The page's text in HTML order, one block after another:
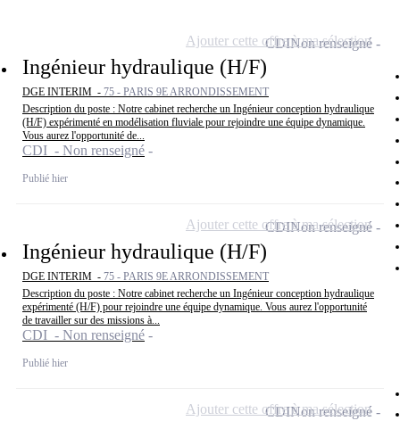
Ingénieur hydraulique (H/F)
DGE INTERIM - 75 - PARIS 9E ARRONDISSEMENT
Description du poste : Notre cabinet recherche un Ingénieur conception hydraulique
(H/F) expérimenté en modélisation fluviale pour rejoindre une équipe dynamique.
Vous aurez l'opportunité de...
CDI - Non renseigné
Publié hier
CDINon renseigné
Ajouter cette offre à ma sélection
Ingénieur hydraulique (H/F)
DGE INTERIM - 75 - PARIS 9E ARRONDISSEMENT
Description du poste : Notre cabinet recherche un Ingénieur conception hydraulique
expérimenté (H/F) pour rejoindre une équipe dynamique. Vous aurez l'opportunité
de travailler sur des missions à...
CDI - Non renseigné
Publié hier
CDINon renseigné
Ajouter cette offre à ma sélection
CDINon renseigné
Ajouter cette offre à ma sélection